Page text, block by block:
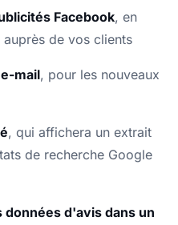
Facebook, en
de vos clients
mail, pour les nouveaux
, qui affichera un extrait
de recherche Google
d'avis dans un